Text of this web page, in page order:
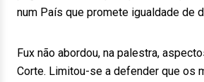
num País que promete igualdade de
Fux não abordou, na palestra,
Corte. Limitou-se a defender que os